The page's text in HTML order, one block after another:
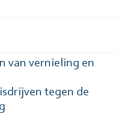
van vernieling en
tegen de